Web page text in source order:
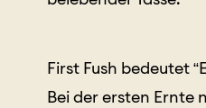
First Fush bedeutet
Bei der ersten Ernte